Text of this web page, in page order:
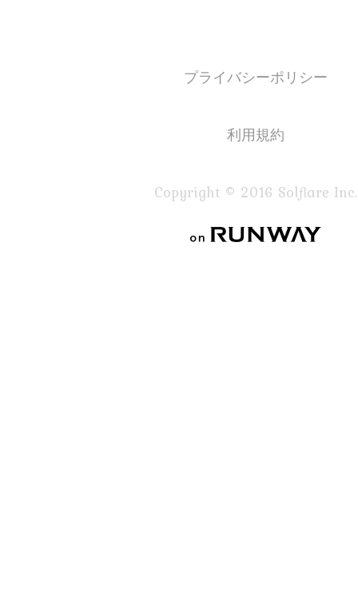
プライバシーポリシー
利用規約
Copyright © 2016 Solflare Inc.